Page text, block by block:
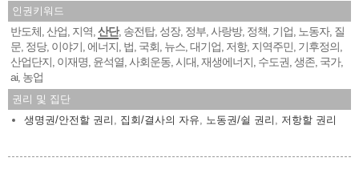
인권키워드
반도체 산업 지역 산단, 송전탑, 성장, 정부 사랑방, 정책 기업 노동자, 질
문 정당, 이야기 에너지 법 국회 뉴스 대기업 저항, 지역주민 기후정의
산업단지 이재명 윤석열 사회운동 시대 재생에너지 수도권 생존 국가,
ai, 농업
권리 및 집단
생명권/안전할 권리
집회/결사의 자유 노동권/쉴 권리 저항할 권리